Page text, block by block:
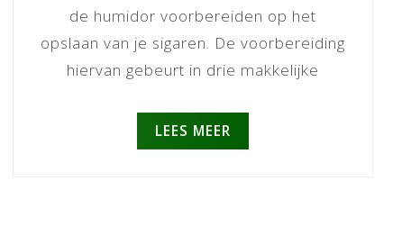
de humidor voorbereiden op het
opslaan van je sigaren. De voorbereiding
hiervan gebeurt in drie makkelijke
LEES MEER